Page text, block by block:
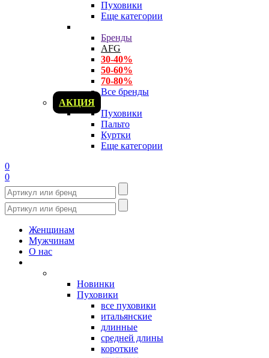
Пуховики
Еще категории
Бренды
AFG
30-40%
50-60%
70-80%
Все бренды
АКЦИЯ
Пуховики
Пальто
Куртки
Еще категории
0
0
Женщинам
Мужчинам
О нас
Новинки
Пуховики
все пуховики
итальянские
длинные
средней длины
короткие